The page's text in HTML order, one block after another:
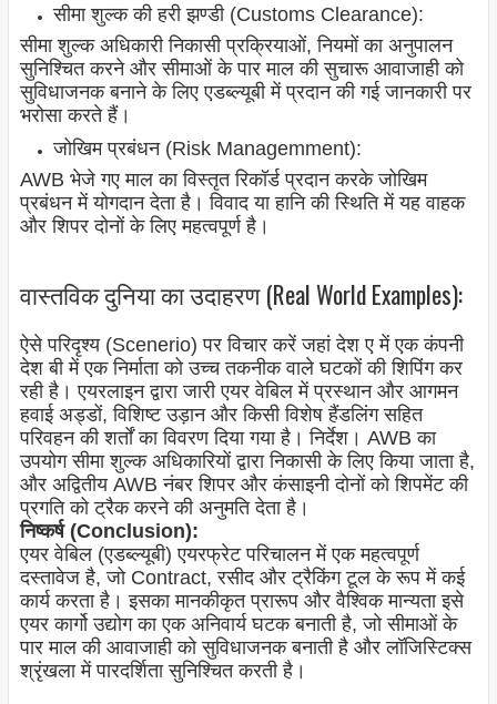
सीमा शुल्क की हरी झण्डी (Customs Clearance):
सीमा शुल्क अधिकारी निकासी प्रक्रियाओं, नियमों का अनुपालन
सुनिश्चित करने और सीमाओं के पार माल की सुचारू आवाजाही को
सुविधाजनक बनाने के लिए एडब्ल्यूबी में प्रदान की गई जानकारी पर
भरोसा करते हैं।
जोखिम प्रबंधन (Risk Managemment):
AWB भेजे गए माल का विस्तृत रिकॉर्ड प्रदान करके जोखिम
प्रबंधन में योगदान देता है। विवाद या हानि की स्थिति में यह वाहक
और शिपर दोनों के लिए महत्वपूर्ण है।
वास्तविक दुनिया का उदाहरण (Real World Examples):
ऐसे परिदृश्य (Scenerio) पर विचार करें जहां देश ए में एक कंपनी
देश बी में एक निर्माता को उच्च तकनीक वाले घटकों की शिपिंग कर
रही है। एयरलाइन द्वारा जारी एयर वेबिल में प्रस्थान और आगमन
हवाई अड्डों, विशिष्ट उड़ान और किसी विशेष हैंडलिंग सहित
परिवहन की शर्तों का विवरण दिया गया है। निर्देश। AWB का
उपयोग सीमा शुल्क अधिकारियों द्वारा निकासी के लिए किया जाता है,
और अद्वितीय AWB नंबर शिपर और कंसाइनी दोनों को शिपमेंट की
प्रगति को ट्रैक करने की अनुमति देता है।
निष्कर्ष (Conclusion):
एयर वेबिल (एडब्ल्यूबी) एयरफ्रेट परिचालन में एक महत्वपूर्ण
दस्तावेज है, जो Contract, रसीद और ट्रैकिंग टूल के रूप में कई
कार्य करता है। इसका मानकीकृत प्रारूप और वैश्विक मान्यता इसे
एयर कार्गो उद्योग का एक अनिवार्य घटक बनाती है, जो सीमाओं के
पार माल की आवाजाही को सुविधाजनक बनाती है और लॉजिस्टिक्स
श्रृंखला में पारदर्शिता सुनिश्चित करती है।